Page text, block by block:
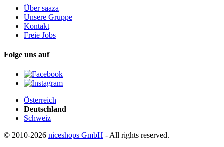
Über saaza
Unsere Gruppe
Kontakt
Freie Jobs
Folge uns auf
Österreich
Deutschland
Schweiz
© 2010-2026 niceshops GmbH - All rights reserved.